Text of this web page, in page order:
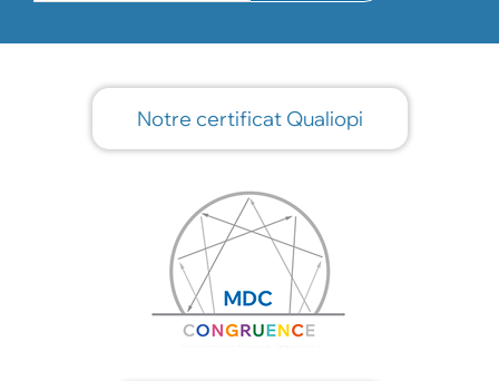
Notre certificat Qualiopi